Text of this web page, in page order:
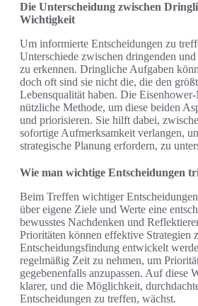
Die Unterscheidung zwischen
Wichtigkeit
Um informierte Entscheidungen zu
Unterschiede zwischen dringenden
zu erkennen. Dringliche Aufgaben
doch oft sind sie nicht die, die den
Lebensqualität haben. Die
nützliche Methode, um diese beiden
und priorisieren. Sie hilft dabei,
sofortige Aufmerksamkeit verlangen,
strategische Planung erfordern, zu
Wie man wichtige Entscheidungen
Beim Treffen wichtiger
über eigene Ziele und Werte eine
bewusstes Nachdenken und
Prioritäten können effektive Strategien
Entscheidungsfindung entwickelt
regelmäßig Zeit zu nehmen, um
gegebenenfalls anzupassen. Auf diese
klarer, und die Möglichkeit,
Entscheidungen zu treffen, wächst.